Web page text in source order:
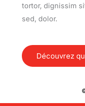
tortor, dignissim
sed, dolor.
Découvrez